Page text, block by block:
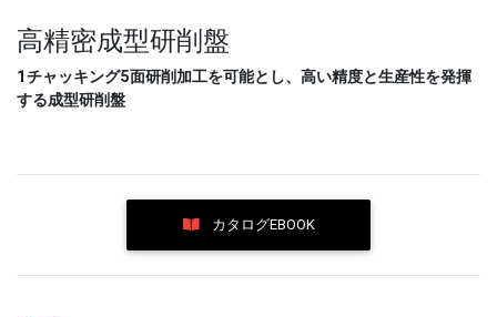
高精密成型研削盤
1チャッキング5面研削加工を可能とし、高い精度と生産性を発揮
する成型研削盤
カタログEBOOK